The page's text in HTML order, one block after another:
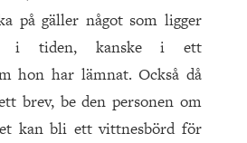
på gäller något som ligger
i tiden, kanske i ett
hon har lämnat. Också då
brev, be den personen om
kan bli ett vittnesbörd för